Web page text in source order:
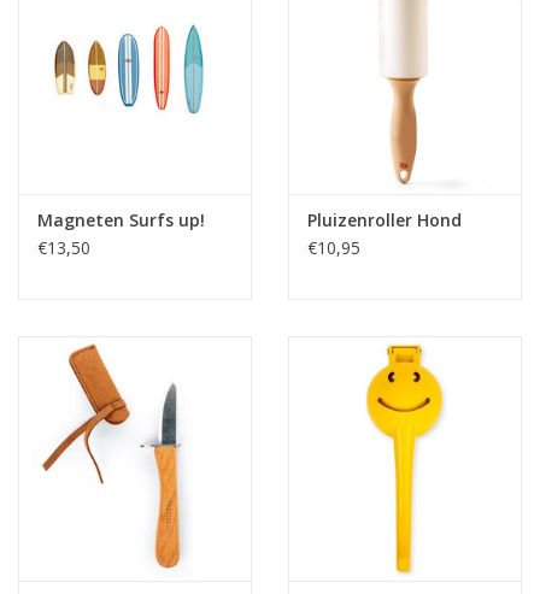
Magneten Surfs up!
€13,50
Pluizenroller Hond
€10,95